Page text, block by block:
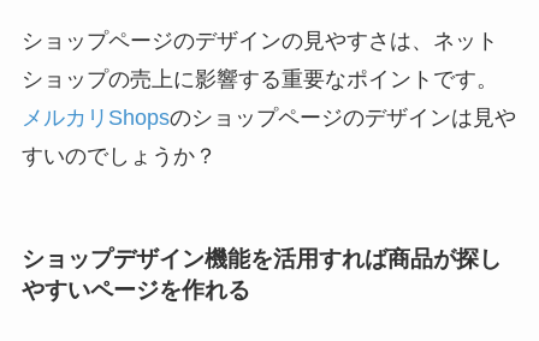
ショップページのデザインの見やすさは、ネット
ショップの売上に影響する重要なポイントです。
メルカリShopsのショップページのデザインは見や
すいのでしょうか？
ショップデザイン機能を活用すれば商品が探し
やすいページを作れる